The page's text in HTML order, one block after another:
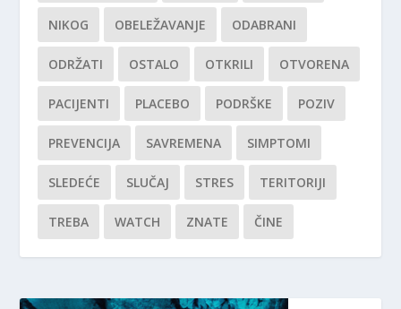
NIKOG OBELEŽAVANJE ODABRANI
ODRŽATI OSTALO OTKRILI OTVORENA
PACIJENTI PLACEBO PODRŠKE POZIV
PREVENCIJA SAVREMENA SIMPTOMI
SLEDEĆE SLUČAJ STRES TERITORIJI
TREBA WATCH ZNATE ČINE